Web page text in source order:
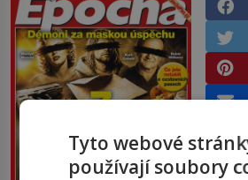
Tyto webové
používají soubory